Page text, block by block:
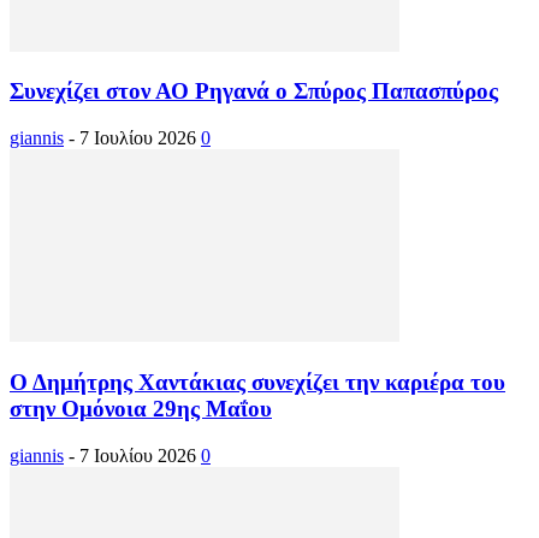
Συνεχίζει στον ΑΟ Ρηγανά ο Σπύρος Παπασπύρος
giannis - 7 Ιουλίου 2026 0
Ο Δημήτρης Χαντάκιας συνεχίζει την καριέρα του
στην Ομόνοια 29ης Μαΐου
giannis - 7 Ιουλίου 2026 0